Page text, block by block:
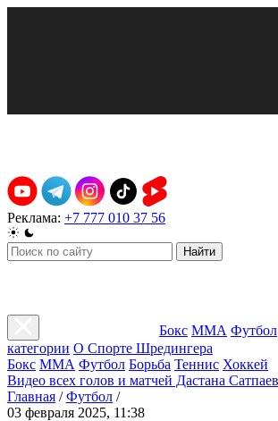
Реклама: +7 777 010 37 56
Найти
Бокс ММА Футбол
категории О Спорте Шредингера
Бокс ММА Футбол Борьба Теннис Хоккей
Видео всех голов и матчей Дастана
Главная / Футбол /
03 февраля 2025, 11:38